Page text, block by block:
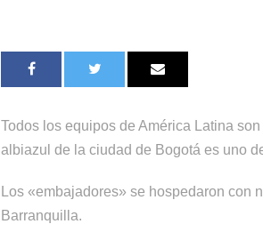
Todos los equipos de América Latina
albiazul de la ciudad de Bogotá es uno
Los «embajadores» se hospedaron
Barranquilla.